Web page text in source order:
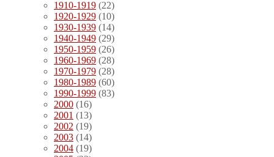
1910-1919 (22)
1920-1929 (10)
1930-1939 (14)
1940-1949 (29)
1950-1959 (26)
1960-1969 (28)
1970-1979 (28)
1980-1989 (60)
1990-1999 (83)
2000 (16)
2001 (13)
2002 (19)
2003 (14)
2004 (19)